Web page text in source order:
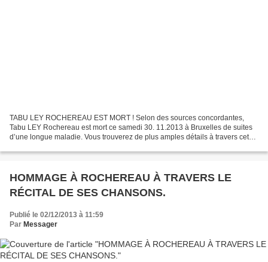
TABU LEY ROCHEREAU EST MORT ! Selon des sources concordantes,
Tabu LEY Rochereau est mort ce samedi 30. 11.2013 à Bruxelles de suites
d’une longue maladie. Vous trouverez de plus amples détails à travers cet
tabuley-dit-rochereau-nest-plus/...
HOMMAGE À ROCHEREAU À TRAVERS LE
RÉCITAL DE SES CHANSONS.
Publié le 02/12/2013 à 11:59
Par Messager